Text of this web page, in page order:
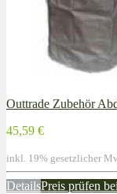
Outtrade Zubehör
45,59 €
inkl. 19% gesetzlicher
DetailsPreis prüfen bei